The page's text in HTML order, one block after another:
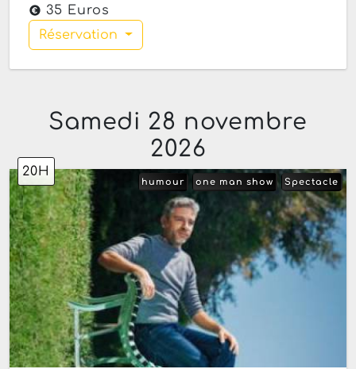
35 Euros
Réservation
Samedi 28 novembre
2026
20H
Spectacle
one man show
humour